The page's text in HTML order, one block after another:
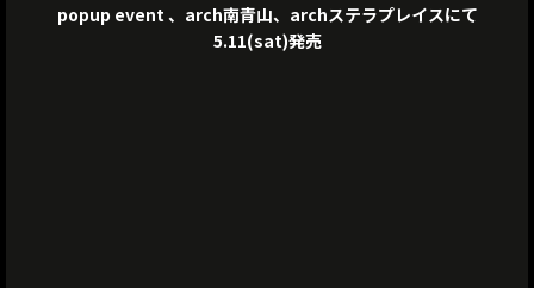
popup event 、arch南青山、archステラプレイスにて
5.11(sat)発売